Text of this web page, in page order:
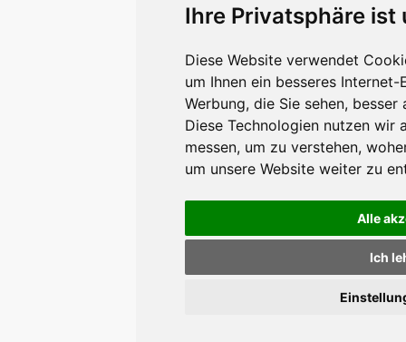
Ihre Privatsphäre ist
Diese Website verwendet
um Ihnen ein besseres
Werbung, die Sie sehen,
Diese Technologien nutzen wir
messen, um zu verstehen,
um unsere Website weiter zu
Alle
Ich